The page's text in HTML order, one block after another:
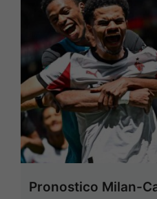
Pronostico Milan-